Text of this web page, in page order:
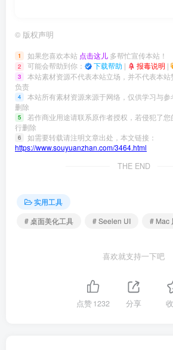
© 版权声明
1 如果您喜欢本站 点击这儿 多帮忙宣传本站！
2 可能会帮助到你： 下载帮助 | 报毒说明 |
3
本站素材资源不代表本站立场，并不代表本
负责
4
本站所有素材资源来源于网络，仅供学习与
删除
5 若作商业用途请联系原作者授权，若侵犯了您
行删除
6
如需要转载请注明文章出处，本文链接：
https://www.souyuanzhan.com/3464.html
THE END
实用工具
# 桌面美化工具
# Seelen UI # Mac
喜欢就支持一下吧
点赞1232 分享